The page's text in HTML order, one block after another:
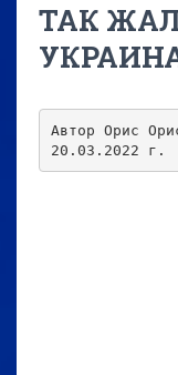
ТАК
Автор Орис
20.03.2022 г.